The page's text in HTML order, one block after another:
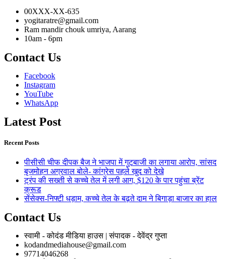
00XXX-XX-635
yogitaratre@gmail.com
Ram mandir chouk umriya, Aarang
10am - 6pm
Contact Us
Facebook
Instagram
YouTube
WhatsApp
Latest Post
Recent Posts
पीसीसी चीफ दीपक बैज ने भाजपा में गुटबाजी का लगाया आरोप, सांसद
बृजमोहन अग्रवाल बोले- कांग्रेस पहले खुद को देखे
ट्रंप की सख्ती से कच्चे तेल में लगी आग, $120 के पार पहुंचा ब्रेंट
क्रूड
सेंसेक्स-निफ्टी धड़ाम, कच्चे तेल के बढ़ते दाम ने बिगाड़ा बाजार का हाल
Contact Us
स्वामी - कोदंड मीडिया हाउस | संपादक - देवेंद्र गुप्ता
kodandmediahouse@gmail.com
97714046268